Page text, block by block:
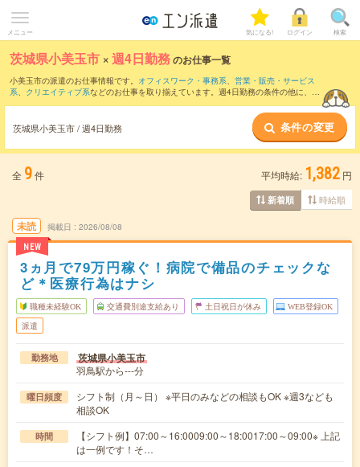
メニュー 気になる! ログイン 検索
茨城県小美玉市 ×週4日勤務のお仕事一覧
小美玉市の派遣のお仕事情報です。 オフィスワーク・事務系、 営業・販売・サービス
系、 クリエイティブ系などのお仕事を取り揃えています。週4日勤務の条件の他に、 交
茨城県小美玉市 / 週4日勤務 条件の変更
全 9件 平均時給: 1,382 円
新着順 時給順
未読
NEW
掲載日 2026/08/08
3ヵ月で79万円稼ぐ！病院で備品のチェックな
ど＊医療行為はナシ
職種未経験OK 交通費別途支給あり 土日祝日が休み WEB登録OK
派遣
勤務地 茨城県小美玉市
羽鳥駅から---分
曜日頻度
シフト制（月～日） ※平日のみなどの相談もOK ※週3なども
相談OK
時間
【シフト例】07:00～16:0009:00～18:0017:00～09:00※ 上記
は一例です！そ…